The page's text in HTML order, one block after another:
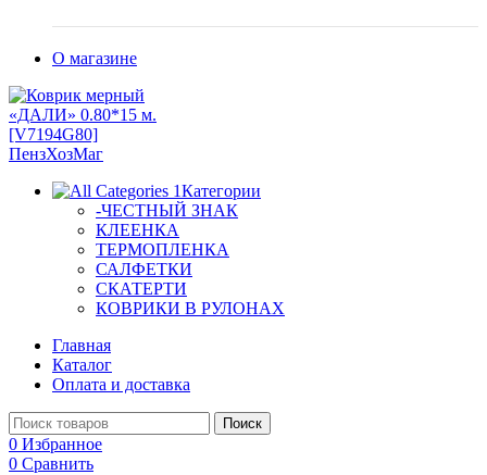
О магазине
Категории
-ЧЕСТНЫЙ ЗНАК
КЛЕЕНКА
ТЕРМОПЛЕНКА
САЛФЕТКИ
СКАТЕРТИ
КОВРИКИ В РУЛОНАХ
Главная
Каталог
Оплата и доставка
Поиск
0 Избранное
0 Сравнить